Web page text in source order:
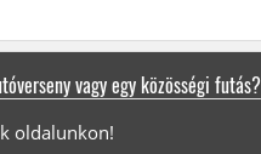
vagy egy közösségi futás?
oldalunkon!